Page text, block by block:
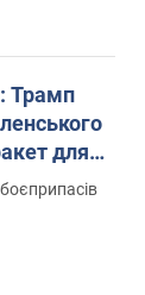
Трамп
для